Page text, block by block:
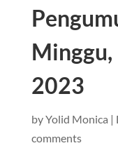
Minggu,
2023
byYolid Monica |
comments